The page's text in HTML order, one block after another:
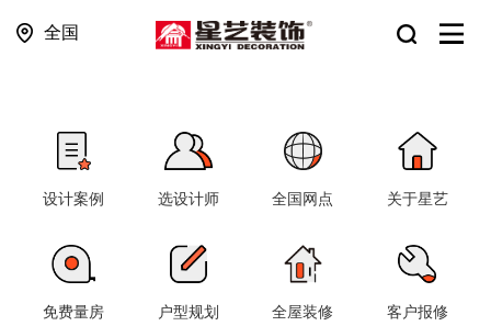
全国
设计案例 选设计师 全国网点 关于星艺
免费量房 户型规划 全屋装修 客户报修